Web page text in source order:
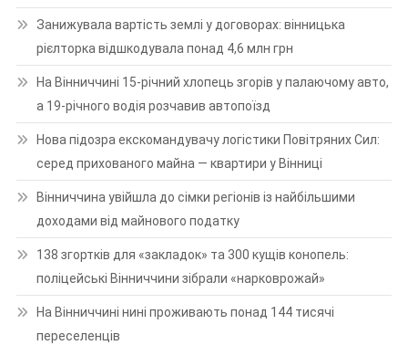
Занижувала вартість землі у договорах: вінницька
рієлторка відшкодувала понад 4,6 млн грн
На Вінниччині 15-річний хлопець згорів у палаючому авто,
а 19-річного водія розчавив автопоїзд
Нова підозра екскомандувачу логістики Повітряних Сил:
серед прихованого майна — квартири у Вінниці
Вінниччина увійшла до сімки регіонів із найбільшими
доходами від майнового податку
138 згортків для «закладок» та 300 кущів конопель:
поліцейські Вінниччини зібрали «нарковрожай»
На Вінниччині нині проживають понад 144 тисячі
переселенців